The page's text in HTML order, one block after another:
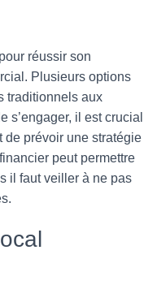
réussir son
Plusieurs options
traditionnels aux
s’engager, il est crucial
de prévoir une stratégie
peut permettre
il faut veiller à ne pas